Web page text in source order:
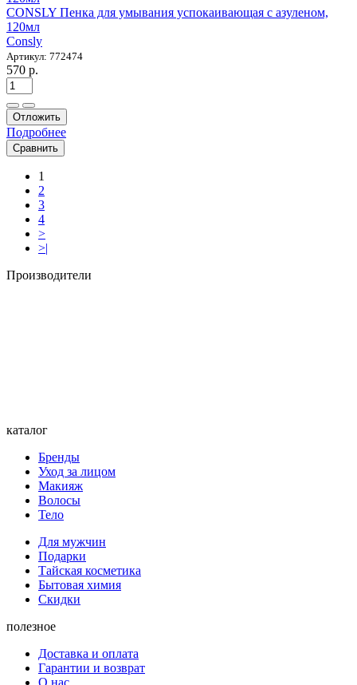
CONSLY Пенка для умывания успокаивающая с азуленом,
120мл
Consly
Артикул: 772474
570 р.
Отложить
Подробнее
Сравнить
1
2
3
4
>
>|
Производители
каталог
Бренды
Уход за лицом
Макияж
Волосы
Тело
Для мужчин
Подарки
Тайская косметика
Бытовая химия
Скидки
полезное
Доставка и оплата
Гарантии и возврат